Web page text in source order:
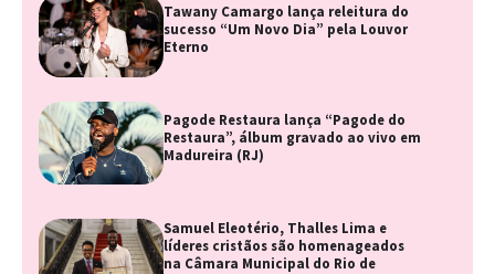
Tawany Camargo lança releitura do
sucesso “Um Novo Dia” pela Louvor
Eterno
Pagode Restaura lança “Pagode do
Restaura”, álbum gravado ao vivo em
Madureira (RJ)
Samuel Eleotério, Thalles Lima e
líderes cristãos são homenageados
na Câmara Municipal do Rio de